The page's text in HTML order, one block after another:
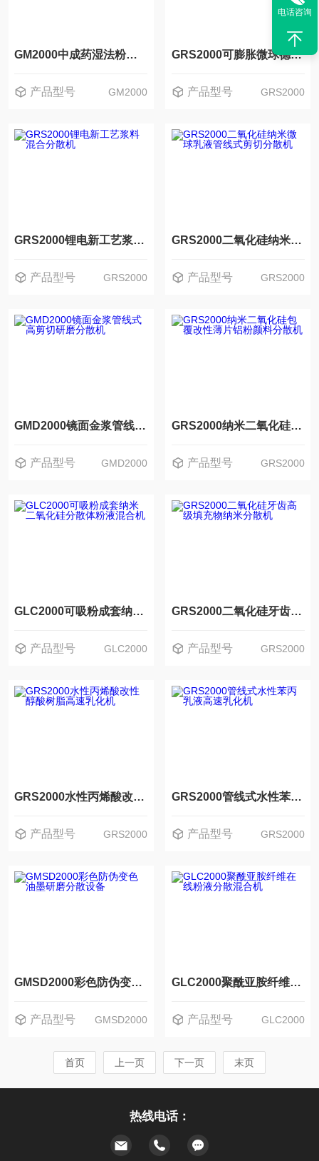
GM2000中成药湿法粉碎胶体磨
产品型号 GM2000
GRS2000可膨胀微球德国制造高速乳化机
产品型号 GRS2000
GRS2000锂电新工艺浆料混合分散机
产品型号 GRS2000
GRS2000二氧化硅纳米微球乳液管线式剪切分散机
产品型号 GRS2000
GMD2000镜面金浆管线式高剪切研磨分散机
产品型号 GMD2000
GRS2000纳米二氧化硅包覆改性薄片铝粉颜料分散机
产品型号 GRS2000
GLC2000可吸粉成套纳米二氧化硅分散体粉液混合机
产品型号 GLC2000
GRS2000二氧化硅牙齿高级填充物纳米分散机
产品型号 GRS2000
GRS2000水性丙烯酸改性醇酸树脂高速乳化机
产品型号 GRS2000
GRS2000管线式水性苯丙乳液高速乳化机
产品型号 GRS2000
GMSD2000彩色防伪变色油墨研磨分散设备
产品型号 GMSD2000
GLC2000聚酰亚胺纤维在线粉液分散混合机
产品型号 GLC2000
首页 上一页 下一页 末页
热线电话：
电话咨询